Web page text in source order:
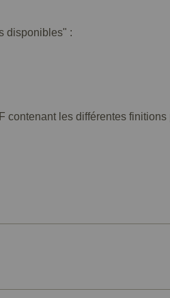
disponibles" :
contenant les différentes